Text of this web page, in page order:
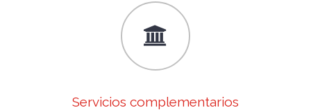
Servicios complementarios